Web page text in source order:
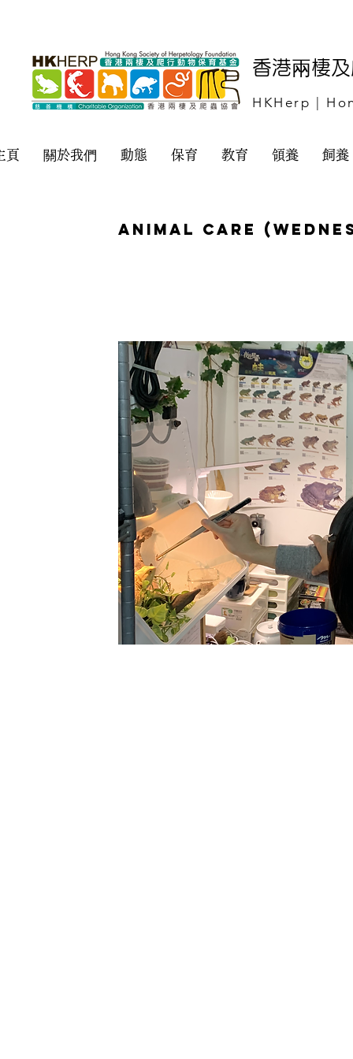
香港兩棲
HKHerp |
頁 關於我們 動態 保育 教育 領養 飼養
Animal Care